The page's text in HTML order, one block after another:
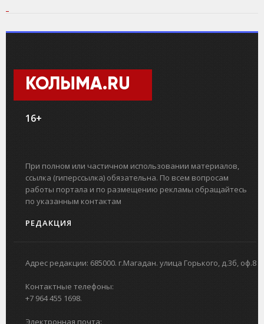
КОЛЫМА.RU
16+
При полном или частичном использовании материалов,
ссылка (гиперссылка) обязательна. По всем вопросам
работы портала и по размещению рекламы обращайтесь
по указанным контактам
РЕДАКЦИЯ
Адрес редакции: 685000. г.Магадан. улица Горького, д.3б, оф.8
Контактные телефоны:
+7 964 455 1698.
Электронная почта: